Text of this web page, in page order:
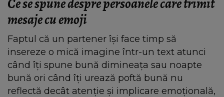
mesaje cu emoji
Faptul că un partener își face timp să
insereze o mică imagine într-un text atunci
când îți spune bună dimineața sau noapte
bună ori când îți urează poftă bună nu
reflectă decât atenție și implicare emoțională,